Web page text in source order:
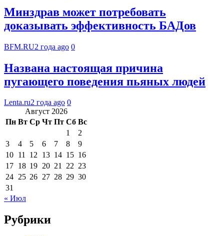
Минздрав может потребовать
доказывать эффективность БАДов
BFM.RU2 года ago 0
Названа настоящая причина
пугающего поведения пьяных людей
Lenta.ru2 года ago 0
Август 2026
Пн Вт Ср Чт Пт Сб Вс
1
2
3
4 5 6 7 8
9
10 11 12 13 14 15 16
17 18 19 20 21 22 23
24 25 26 27 28 29 30
31
« Июл
Рубрики